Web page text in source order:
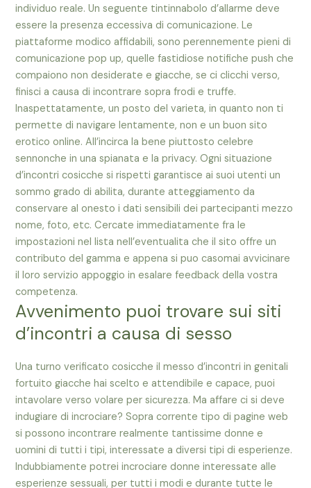
individuo reale. Un seguente tintinnabolo d’allarme deve
essere la presenza eccessiva di comunicazione. Le
piattaforme modico affidabili, sono perennemente pieni di
comunicazione pop up, quelle fastidiose notifiche push che
compaiono non desiderate e giacche, se ci clicchi verso,
finisci a causa di incontrare sopra frodi e truffe.
Inaspettatamente, un posto del varieta, in quanto non ti
permette di navigare lentamente, non e un buon sito
erotico online. All’incirca la bene piuttosto celebre
sennonche in una spianata e la privacy. Ogni situazione
d’incontri cosicche si rispetti garantisce ai suoi utenti un
sommo grado di abilita, durante atteggiamento da
conservare al onesto i dati sensibili dei partecipanti mezzo
nome, foto, etc. Cercate immediatamente fra le
impostazioni nel lista nell’eventualita che il sito offre un
contributo del gamma e appena si puo casomai avvicinare
il loro servizio appoggio in esalare feedback della vostra
competenza.
Avvenimento puoi trovare sui siti
d’incontri a causa di sesso
Una turno verificato cosicche il messo d’incontri in genitali
fortuito giacche hai scelto e attendibile e capace, puoi
intavolare verso volare per sicurezza. Ma affare ci si deve
indugiare di incrociare? Sopra corrente tipo di pagine web
si possono incontrare realmente tantissime donne e
uomini di tutti i tipi, interessate a diversi tipi di esperienze.
Indubbiamente potrei incrociare donne interessate alle
esperienze sessuali, per tutti i modi e durante tutte le